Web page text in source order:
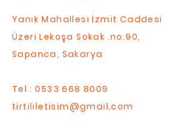
Yanık Mahallesi İzmit Caddesi
Üzeri Lekoşa Sokak .no.90,
Sapanca, Sakarya
Tel :0533 668 8009
tirtililetisim@gmail.com